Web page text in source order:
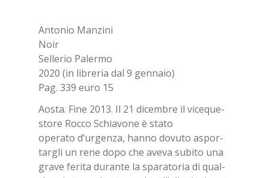
An­to­nio Man­zi­ni
Noir
Sel­le­rio Pa­ler­mo
2020 (in li­bre­ria dal 9 gen­na­io)
Pag. 339 euro 15
Ao­sta. Fine 2013. Il 21 di­cem­bre il vi­ce­que­
sto­re Roc­co Schia­vo­ne è sta­to
ope­ra­to d’ur­gen­za, han­no do­vu­to aspor­
tar­gli un rene dopo che ave­va su­bi­to una
gra­ve fe­ri­ta du­ran­te la spa­ra­to­ria di qual­